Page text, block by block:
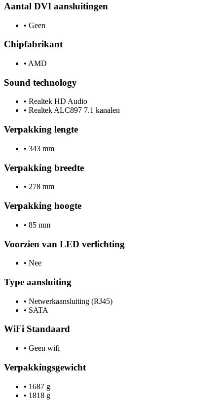
Aantal DVI aansluitingen
• Geen
Chipfabrikant
• AMD
Sound technology
• Realtek HD Audio
• Realtek ALC897 7.1 kanalen
Verpakking lengte
• 343 mm
Verpakking breedte
• 278 mm
Verpakking hoogte
• 85 mm
Voorzien van LED verlichting
• Nee
Type aansluiting
• Netwerkaansluiting (RJ45)
• SATA
WiFi Standaard
• Geen wifi
Verpakkingsgewicht
• 1687 g
• 1818 g